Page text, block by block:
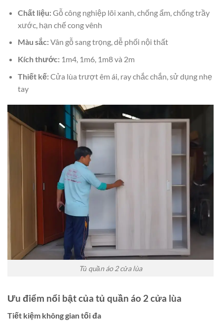
Chất liệu:Gỗ công nghiệp lõi xanh, chống ẩm, chống trầy
xước, hạn chế cong vênh
Màu sắc:Vân gỗ sang trọng, dễ phối nội thất
Kích thước:1m4, 1m6, 1m8 và 2m
Thiết kế:Cửa lùa trượt êm ái, ray chắc chắn, sử dụng nhẹ
tay
Tủ quần áo 2 cửa lùa
Ưu điểm nổi bật của tủ quần áo 2 cửa lùa
Tiết kiệm không gian tối đa